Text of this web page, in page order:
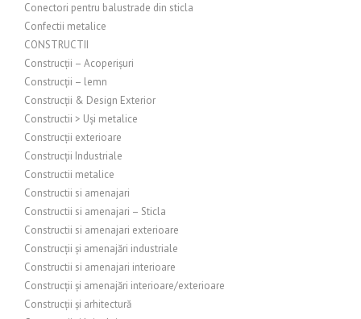
Conectori pentru balustrade din sticla
Confectii metalice
CONSTRUCTII
Construcții – Acoperișuri
Construcții – lemn
Construcții & Design Exterior
Constructii > Uși metalice
Construcții exterioare
Construcții Industriale
Constructii metalice
Constructii si amenajari
Constructii si amenajari – Sticla
Constructii si amenajari exterioare
Construcții și amenajări industriale
Constructii si amenajari interioare
Construcții și amenajări interioare/exterioare
Construcții și arhitectură